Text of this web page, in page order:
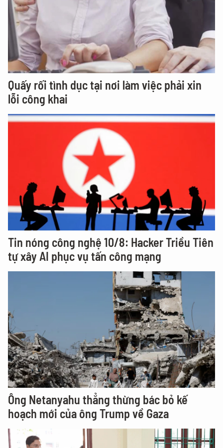
Quấy rối tình dục tại nơi làm việc phải xin
lỗi công khai
Tin nóng công nghệ 10/8: Hacker Triều Tiên
tự xây AI phục vụ tấn công mạng
Ông Netanyahu thẳng thừng bác bỏ kế
hoạch mới của ông Trump về Gaza